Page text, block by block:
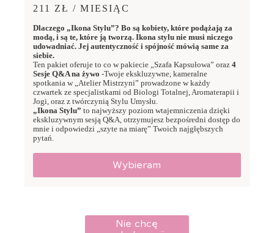
211 ZŁ / MIESIĄC
Dlaczego „Ikona Stylu”? Bo są kobiety, które podążają za
modą, i są te, które ją tworzą. Ikona stylu nie musi niczego
udowadniać. Jej autentyczność i spójność mówią same za
siebie.
Ten pakiet oferuje to co w pakiecie „Szafa Kapsułowa” oraz 4
Sesje Q&A na żywo -Twoje ekskluzywne, kameralne
spotkania w „Atelier Mistrzyni” prowadzone w każdy
czwartek ze specjalistkami od Biologi Totalnej, Aromaterapii i
Jogi, oraz z twórczynią Stylu Umysłu.
„Ikona Stylu” to najwyższy poziom wtajemniczenia dzięki
ekskluzywnym sesją Q&A, otrzymujesz bezpośredni dostęp do
mnie i odpowiedzi „szyte na miarę” Twoich najgłębszych
pytań.
Wybieram
Nie chcę